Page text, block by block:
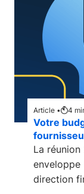
Article • 4
Votre
La réunion
enveloppe
direction